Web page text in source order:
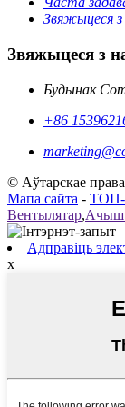
Звяжыцеся з
Звяжыцеся з
Будынак
+86
© Аўтарскае
Мапа сайта -
Вентылятар,
Адправіць
x